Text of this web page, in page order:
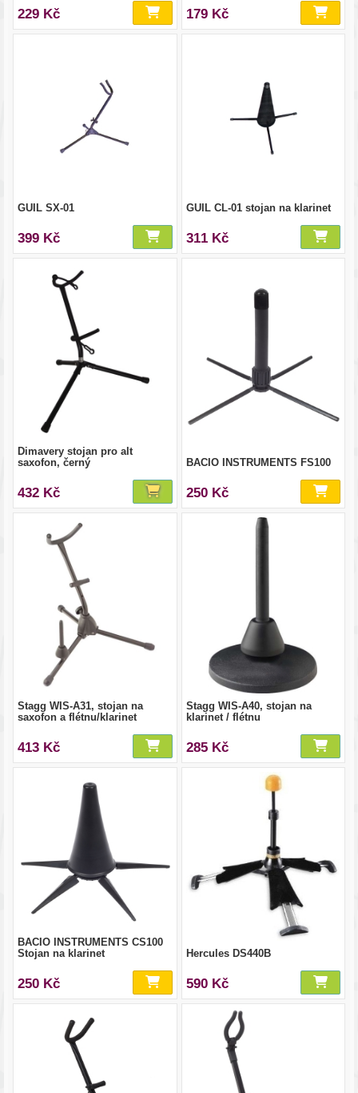
229 Kč 179 Kč
GUIL SX-01
399 Kč
GUIL CL-01 stojan na klarinet
311 Kč
Dimavery stojan pro alt
saxofon, černý
432 Kč
BACIO INSTRUMENTS FS100
250 Kč
Stagg WIS-A31, stojan na
saxofon a flétnu/klarinet
413 Kč
Stagg WIS-A40, stojan na
klarinet / flétnu
285 Kč
BACIO INSTRUMENTS CS100
Stojan na klarinet
250 Kč
Hercules DS440B
590 Kč